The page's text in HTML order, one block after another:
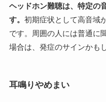
ヘッドホン難聴は、特定の
す。 初期症状として高音域
です。周囲の人には普通に
場合は、発症のサインかも
耳鳴りやめまい